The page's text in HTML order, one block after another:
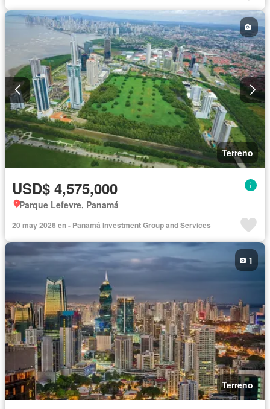
Terreno
USD$ 4,575,000
Parque Lefevre, Panamá
20 may 2026 en - Panamá Investment Group and Services
Terreno
1